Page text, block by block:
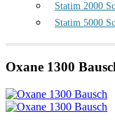
Statim 2000
Statim 5000
Oxane 1300